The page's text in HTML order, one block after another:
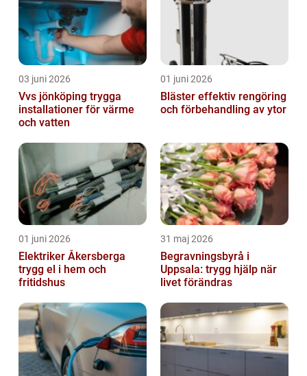
03 juni 2026
Vvs jönköping trygga
installationer för värme
och vatten
01 juni 2026
Bläster effektiv rengöring
och förbehandling av ytor
01 juni 2026
Elektriker Åkersberga
trygg el i hem och
fritidshus
31 maj 2026
Begravningsbyrå i
Uppsala: trygg hjälp när
livet förändras